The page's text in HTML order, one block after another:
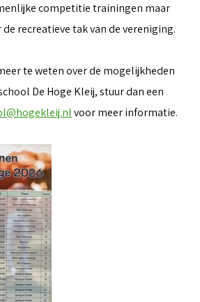
competitie trainingen maar
recreatieve tak van de vereniging.
te weten over de mogelijkheden
De Hoge Kleij, stuur dan een
voor meer informatie.